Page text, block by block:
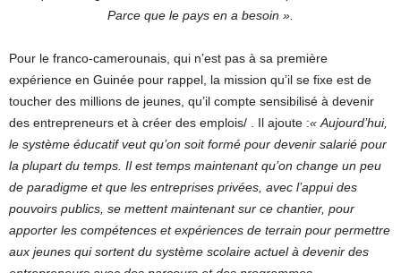
Parce que le pays en a besoin ».
Pour le franco-camerounais, qui n’est pas à sa première
expérience en Guinée pour rappel, la mission qu’il se fixe est de
toucher des millions de jeunes, qu’il compte sensibilisé à devenir
des entrepreneurs et à créer des emplois/ . Il ajoute :« Aujourd’hui,
le système éducatif veut qu’on soit formé pour devenir salarié pour
la plupart du temps. Il est temps maintenant qu’on change un peu
de paradigme et que les entreprises privées, avec l’appui des
pouvoirs publics, se mettent maintenant sur ce chantier, pour
apporter les compétences et expériences de terrain pour permettre
aux jeunes qui sortent du système scolaire actuel à devenir des